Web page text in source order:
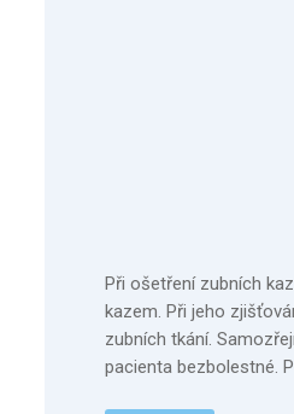
Při ošetření zubních
kazem. Při jeho
zubních tkání.
pacienta bezbolestné.